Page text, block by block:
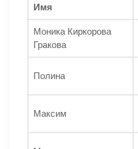
Имя
Моника Киркорова
Гракова
Полина
Максим